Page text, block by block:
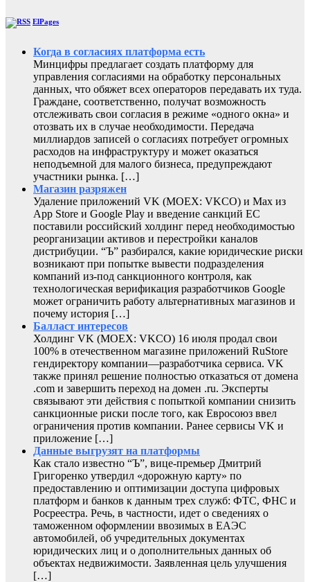
ElPages
Когда в согласиях платформа есть
Минцифры предлагает создать платформу для
управления согласиями на обработку персональных
данных, что обяжет всех операторов передавать их туда.
Граждане, соответственно, получат возможность
отслеживать свои согласия в режиме «одного окна» и
отозвать их в случае необходимости. Передача
миллиардов записей о согласиях потребует огромных
расходов на инфраструктуру и может оказаться
неподъемной для малого бизнеса, предупреждают
участники рынка. […]
Магазин разряжен
Удаление приложений VK (MOEX: VKCO) и Max из
App Store и Google Play и введение санкций ЕС
поставили российский холдинг перед необходимостью
реорганизации активов и перестройки каналов
дистрибуции. “Ъ” разбирался, какие юридические риски
возникают при попытке вывести подразделения
компаний из-под санкционного контроля, как
технологическая верификация разработчиков Google
может ограничить работу альтернативных магазинов и
почему история […]
Балласт интересов
Холдинг VK (MOEX: VKCO) 16 июля продал свои
100% в отечественном магазине приложений RuStore
гендиректору компании—разработчика сервиса. VK
также принял решение полностью отказаться от домена
.com и завершить переход на домен .ru. Эксперты
связывают эти действия с попыткой компании снизить
санкционные риски после того, как Евросоюз ввел
ограничения против компании. Ранее сервисы VK и
приложение […]
Данные выгрузят на платформы
Как стало известно “Ъ”, вице-премьер Дмитрий
Григоренко утвердил «дорожную карту» по
предоставлению и оптимизации доступа цифровых
платформ и банков к данным трех служб: ФТС, ФНС и
Росреестра. Речь, в частности, идет о сведениях о
таможенном оформлении ввозимых в ЕАЭС
автомобилей, об учредительных документах
юридических лиц и о дополнительных данных об
объектах недвижимости. Заявленная цель улучшения
[…]